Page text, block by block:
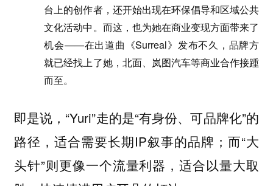
台上的创作者，还开始出现在环保倡导和区域公共
文化活动中。而这，也为她在商业变现方面带来了
机会——在出道曲《Surreal》发布不久，品牌方
就已经找上了她，北面、岚图汽车等商业合作接踵
而至。
即是说，“Yuri”走的是“有身份、可品牌化”的
路径，适合需要长期IP叙事的品牌；而“大
头针”则更像一个流量利器，适合以量大取